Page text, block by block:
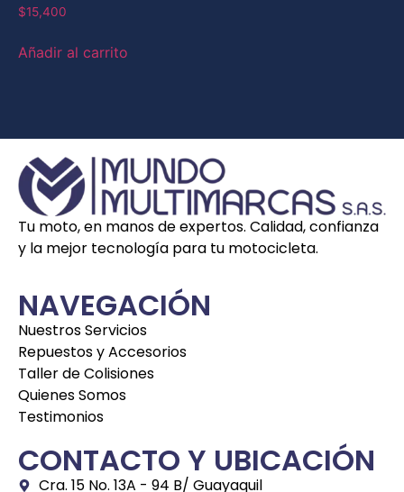
$15,400
Añadir al carrito
Tu moto, en manos de expertos. Calidad, confianza
y la mejor tecnología para tu motocicleta.
NAVEGACIÓN
Nuestros Servicios
Repuestos y Accesorios
Taller de Colisiones
Quienes Somos
Testimonios
CONTACTO Y UBICACIÓN
Cra. 15 No. 13A - 94 B/ Guayaquil